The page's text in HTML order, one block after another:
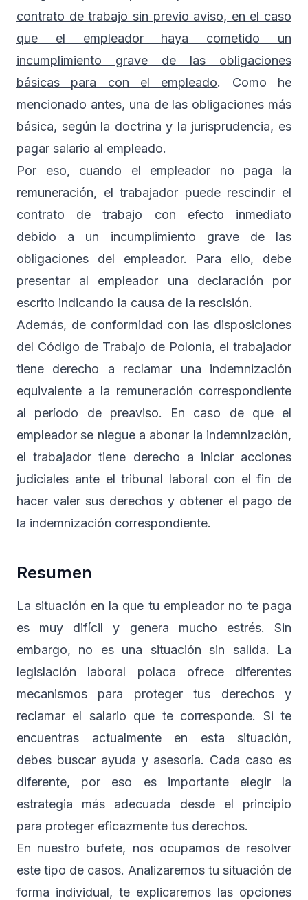
contrato de trabajo sin previo aviso, en el caso
que el empleador haya cometido un
incumplimiento grave de las obligaciones
básicas para con el empleado. Como he
mencionado antes, una de las obligaciones más
básica, según la doctrina y la jurisprudencia, es
pagar salario al empleado.
Por eso, cuando el empleador no paga la
remuneración, el trabajador puede rescindir el
contrato de trabajo con efecto inmediato
debido a un incumplimiento grave de las
obligaciones del empleador. Para ello, debe
presentar al empleador una declaración por
escrito indicando la causa de la rescisión.
Además, de conformidad con las disposiciones
del Código de Trabajo de Polonia, el trabajador
tiene derecho a reclamar una indemnización
equivalente a la remuneración correspondiente
al período de preaviso. En caso de que el
empleador se niegue a abonar la indemnización,
el trabajador tiene derecho a iniciar acciones
judiciales ante el tribunal laboral con el fin de
hacer valer sus derechos y obtener el pago de
la indemnización correspondiente.
Resumen
La situación en la que tu empleador no te paga
es muy difícil y genera mucho estrés. Sin
embargo, no es una situación sin salida. La
legislación laboral polaca ofrece diferentes
mecanismos para proteger tus derechos y
reclamar el salario que te corresponde. Si te
encuentras actualmente en esta situación,
debes buscar ayuda y asesoría. Cada caso es
diferente, por eso es importante elegir la
estrategia más adecuada desde el principio
para proteger eficazmente tus derechos.
En nuestro bufete, nos ocupamos de resolver
este tipo de casos. Analizaremos tu situación de
forma individual, te explicaremos las opciones